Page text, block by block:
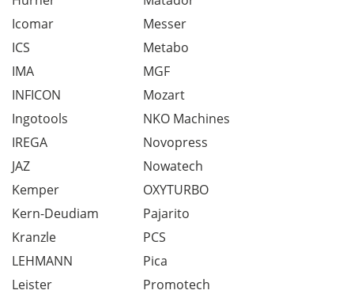
Icomar
ICS
IMA
INFICON
Ingotools
IREGA
JAZ
Kemper
Kern-Deudiam
Kranzle
LEHMANN
Leister
Messer
Metabo
MGF
Mozart
NKO Machines
Novopress
Nowatech
OXYTURBO
Pajarito
PCS
Pica
Promotech